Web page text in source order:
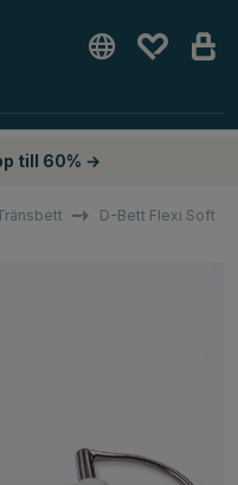
till 60% →
D-Bett Flexi Soft